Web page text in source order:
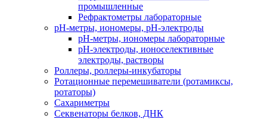
промышленные
Рефрактометры лабораторные
рН-метры, иономеры, рН-электроды
рН-метры, иономеры лабораторные
рН-электроды, ионоселективные
электроды, растворы
Роллеры, роллеры-инкубаторы
Ротационные перемешиватели (ротамиксы,
ротаторы)
Сахариметры
Секвенаторы белков, ДНК